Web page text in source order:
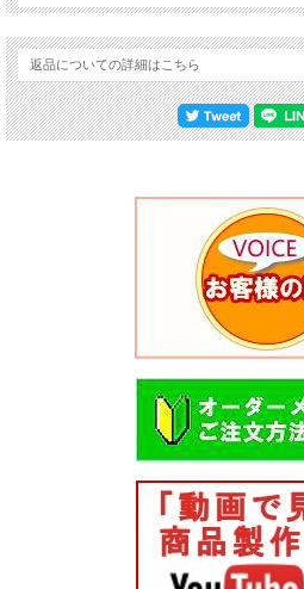
返品についての詳細はこちら